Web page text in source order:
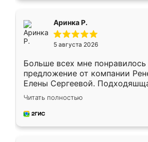
Аринка Р.
5 августа 2026
Больше всех мне понравилось
предложение от компании
Елены Сергеевой.
короткие сроки
для замера сотрудник
предложил по моему эскизу
Читать полностью